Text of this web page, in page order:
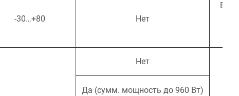
-30…+80 Нет
Нет
Да (сумм. мощность до 960 Вт)